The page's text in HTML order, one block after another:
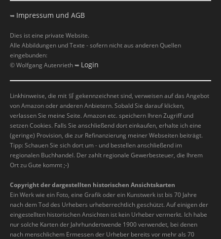
➥ Impressum und AGB
Dies ist eine private Website.
Alle Abbildungen und Texte - sofern nicht aus anderen Quellen
eingebunden:
© Wolfgang Autenrieth ➥ Login
Linkhinweise, die mit 🛒 gekennzeichnet sind, verweisen auf das Angebot
von Amazon oder anderen Anbietern. Sobald Sie darauf klicken,
verlassen Sie meine Seite. Amazon etc. speichern Ihren Zugriff und
setzen Cookies. Falls Sie anschließend dort einkaufen, erhalte ich eine
(geringe) Provision, die zur Refinanzierung meiner Webseiten beiträgt.
Tipp: Schauen Sie sich dort um - und bestellen anschließend im
regionalen Buchhandel. Der zahlt regionale Gewerbesteuer, die Ihrem
Ort zu Gute kommt ;-)
Copyright der dargestellten historischen Ansichtskarten
Ein Werk wie ein Foto, eine Grafik oder ein Kunstwerk ist bis 70 Jahre
nach dem Tod des Urhebers urheberrechtlich geschützt. Auf einigen der
eingestellten historischen Ansichten ist kein Urheber vermerkt. Ich habe
nur solche Karten der Jahrhundertwende 1900 verwendet, bei denen
nach menschlichem Ermessen der Urheber bereits vor mehr als 70